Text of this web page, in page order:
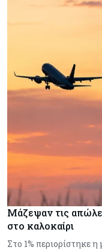
Μάζεψαν τις
στο καλοκαίρι
Στο 1% περιορίστηκε